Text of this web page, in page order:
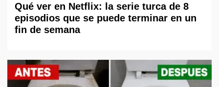
Qué ver en Netflix: la serie turca de 8
episodios que se puede terminar en un
fin de semana